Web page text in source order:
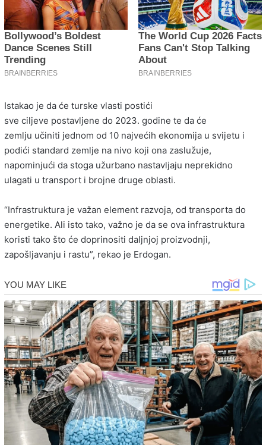
Istakao je da će turske vlasti postići
sve ciljeve postavljene do 2023. godine te da će
zemlju učiniti jednom od 10 najvećih ekonomija u svijetu i
podići standard zemlje na nivo koji ona zaslužuje,
napominjući da stoga užurbano nastavljaju neprekidno
ulagati u transport i brojne druge oblasti.
“Infrastruktura je važan element razvoja, od transporta do
energetike. Ali isto tako, važno je da se ova infrastruktura
koristi tako što će doprinositi daljnjoj proizvodnji,
zapošljavanju i rastu”, rekao je Erdogan.